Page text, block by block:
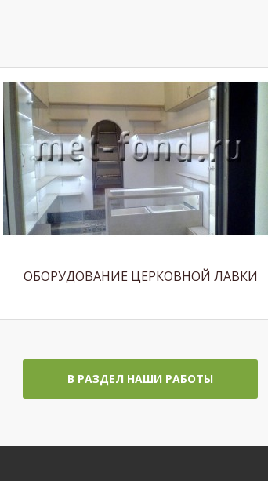
ОБОРУДОВАНИЕ ЦЕРКОВНОЙ ЛАВКИ
В РАЗДЕЛ НАШИ РАБОТЫ